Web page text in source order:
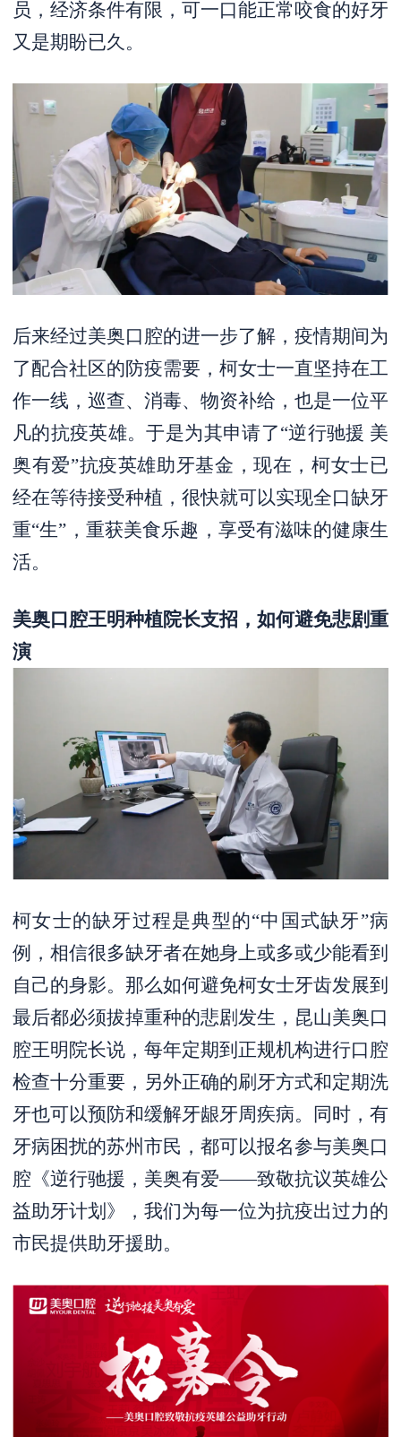
员，经济条件有限，可一口能正常咬食的好牙
又是期盼已久。
后来经过美奥口腔的进一步了解，疫情期间为
了配合社区的防疫需要，柯女士一直坚持在工
作一线，巡查、消毒、物资补给，也是一位平
凡的抗疫英雄。于是为其申请了“逆行驰援 美
奥有爱”抗疫英雄助牙基金，现在，柯女士已
经在等待接受种植，很快就可以实现全口缺牙
重“生”，重获美食乐趣，享受有滋味的健康生
活。
美奥口腔王明种植院长支招，如何避免悲剧重
演
柯女士的缺牙过程是典型的“中国式缺牙”病
例，相信很多缺牙者在她身上或多或少能看到
自己的身影。那么如何避免柯女士牙齿发展到
最后都必须拔掉重种的悲剧发生，昆山美奥口
腔王明院长说，每年定期到正规机构进行口腔
检查十分重要，另外正确的刷牙方式和定期洗
牙也可以预防和缓解牙龈牙周疾病。同时，有
牙病困扰的苏州市民，都可以报名参与美奥口
腔《逆行驰援，美奥有爱——致敬抗议英雄公
益助牙计划》，我们为每一位为抗疫出过力的
市民提供助牙援助。